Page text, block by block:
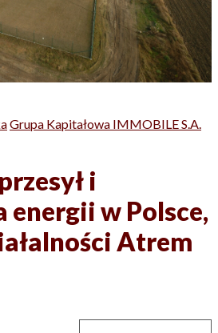
Grupa Kapitałowa IMMOBILE S.A.
i
w Polsce,
Atrem